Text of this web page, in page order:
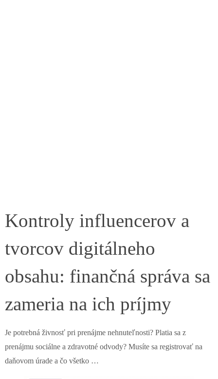
Kontroly influencerov a
tvorcov digitálneho
obsahu: finančná správa sa
zameria na ich príjmy
Je potrebná živnosť pri prenájme nehnuteľnosti? Platia sa z
prenájmu sociálne a zdravotné odvody? Musíte sa registrovať na
daňovom úrade a čo všetko …